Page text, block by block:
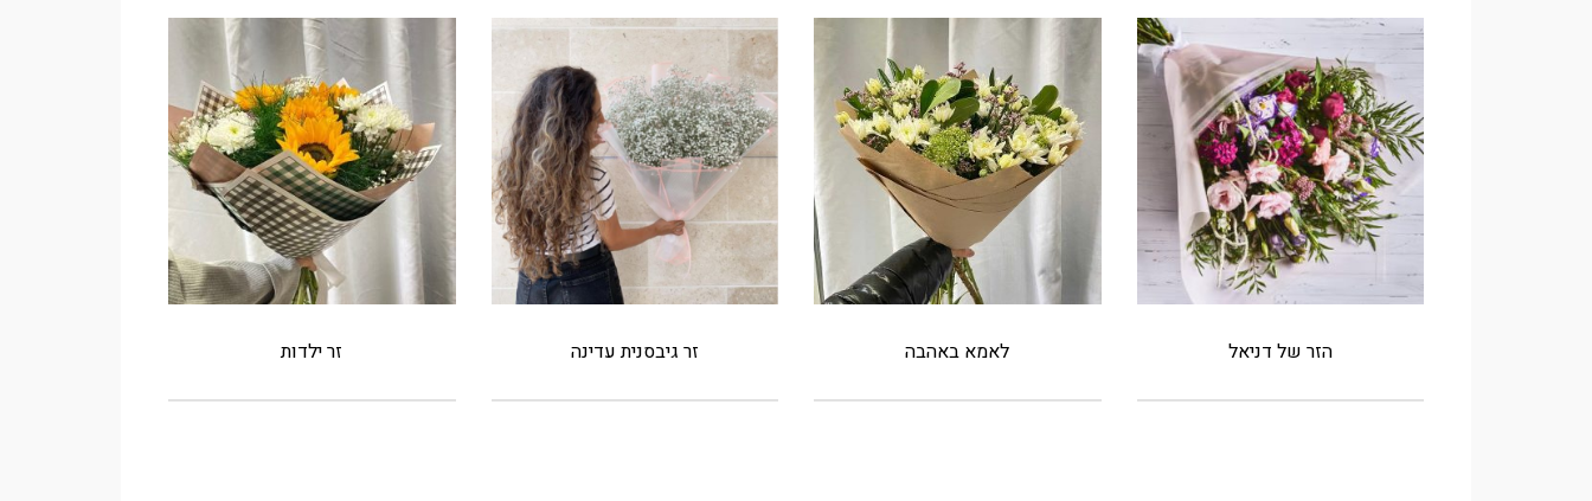
הזר של דניאל לאמא באהבה זר גיבסנית עדינה זר ילדות